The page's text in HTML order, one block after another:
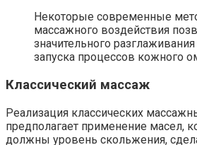
Некоторые современные
массажного воздействия
значительного
запуска процессов кожного
Классический массаж
Реализация классических
предполагает применение масел,
должны уровень скольжения,